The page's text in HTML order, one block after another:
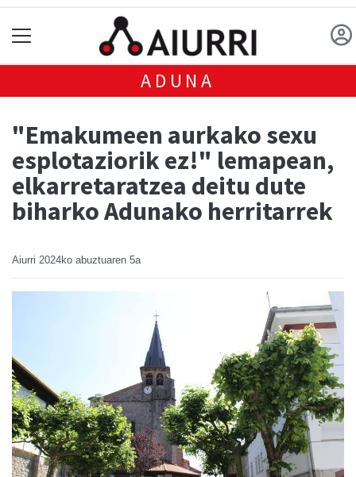
ADUNA
"Emakumeen aurkako sexu
esplotaziorik ez!" lemapean,
elkarretaratzea deitu dute
biharko Adunako herritarrek
Aiurri 2024ko abuztuaren 5a